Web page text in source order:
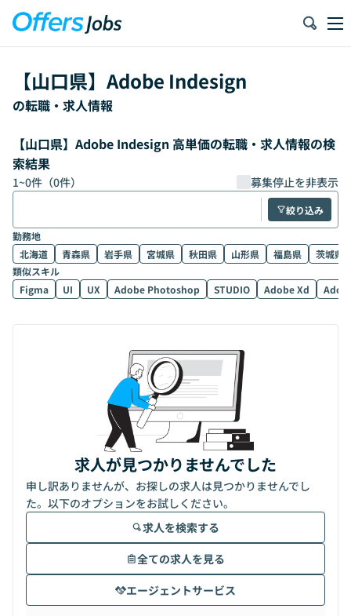
【山口県】 Adobe Indesign
の転職・求人情報
【山口県】Adobe Indesign 高単価の転職・求人情報の検
索結果
1~0件（0件） 募集停止を非表示
絞り込み
勤務地
北海道
青森県 岩手県 宮城県 秋田県 山形県 福島県
茨城県
類似スキル
Figma
UI UX Adobe Photoshop STUDIO Adobe Xd
求人が見つかりませんでした
申し訳ありませんが、お探しの求人は見つかりませんでし
た。以下のオプションをお試しください。
求人を検索する
全ての求人を見る
エージェントサービス